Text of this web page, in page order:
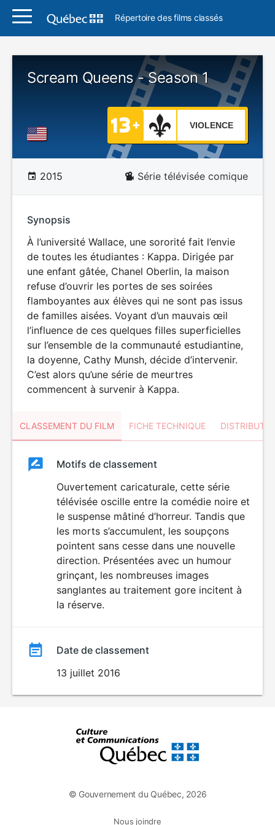
Répertoire des films classés
Scream Queens - Season 1
VIOLENCE
2015 Série télévisée comique
Synopsis
À l’université Wallace, une sororité fait l’envie
de toutes les étudiantes : Kappa. Dirigée par
une enfant gâtée, Chanel Oberlin, la maison
refuse d’ouvrir les portes de ses soirées
flamboyantes aux élèves qui ne sont pas issus
de familles aisées. Voyant d’un mauvais œil
l’influence de ces quelques filles superficielles
sur l’ensemble de la communauté estudiantine,
la doyenne, Cathy Munsh, décide d’intervenir.
C’est alors qu’une série de meurtres
commencent à survenir à Kappa.
CLASSEMENT DU FILM FICHE TECHNIQUE
ClassementClassement
VIOLENCE
Motifs de classement
Ouvertement caricaturale, cette série
télévisée oscille entre la comédie noire et
le suspense mâtiné d’horreur. Tandis que
les morts s’accumulent, les soupçons
pointent sans cesse dans une nouvelle
direction. Présentées avec un humour
grinçant, les nombreuses images
sanglantes au traitement gore incitent à
la réserve.
Date de classement
13 juillet 2016
© Gouvernement du Québec, 2026
Nous joindre